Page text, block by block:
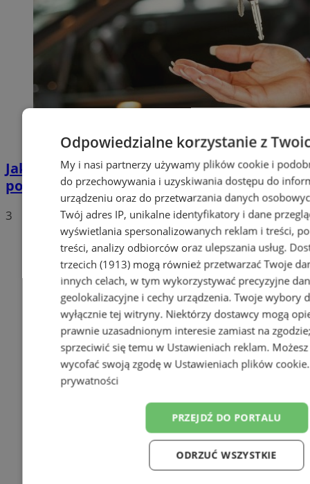
Jakie auta jeżdżą po tyskich, śląskich i
polskich drogach? Te wyniki Was zaskoczą!
3
Odpowiedzialne korzystanie z
My i nasi partnerzy używamy plików cookie i
do przechowywania i uzyskiwania dostępu do
urządzeniu oraz do przetwarzania danych
Twój adres IP, unikalne identyfikatory i dane
wyświetlania spersonalizowanych reklam i treści,
treści, analizy odbiorców oraz ulepszania usług.
trzecich (1913) mogą również przetwarzać Twoje
innych celach, w tym wykorzystywać precyzyjne
geolokalizacyjne i cechy urządzenia. Twoje wybory
wyłącznie tej witryny. Niektórzy dostawcy mogą
prawnie uzasadnionym interesie zamiast na
sprzeciwić się temu w Ustawieniach reklam.
wycofać swoją zgodę w Ustawieniach plików cookie
prywatności
PRZEJDŹ DO PORTALU
ODRZUĆ WSZYSTKIE